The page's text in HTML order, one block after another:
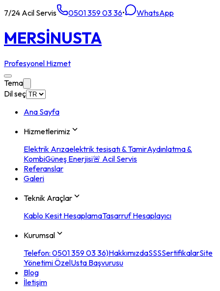
7/24 Acil Servis 0501 359 03 36• WhatsApp
MERSİNUSTA
Profesyonel Hizmet
Tema
Dil seç
Ana Sayfa
Hizmetlerimiz
Elektrik Arızaelektrik tesisatı & TamirAydınlatma &
KombiGüneş Enerjisi🚨 Acil Servis
Referanslar
Galeri
Teknik Araçlar
Kablo Kesit HesaplamaTasarruf Hesaplayıcı
Kurumsal
Telefon: 0501 359 03 36)HakkımızdaSSSSertifikalarSite
Yönetimi ÖzelUsta Başvurusu
Blog
İletişim